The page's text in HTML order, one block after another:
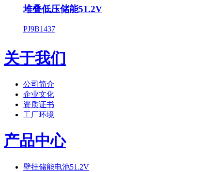
堆叠低压储能51.2V
PJ9B1437
关于我们
公司简介
企业文化
资质证书
工厂环境
产品中心
壁挂储能电池51.2V